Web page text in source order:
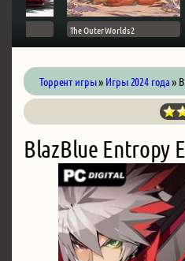
The Outer Worlds 2
Торрент игры» Игры 2024 года»
BlazBlue Entropy